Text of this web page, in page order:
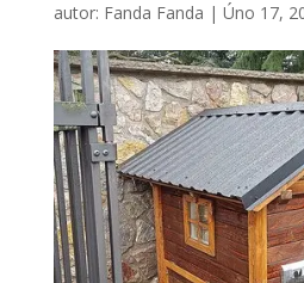
autor: Fanda Fanda | Úno 17,